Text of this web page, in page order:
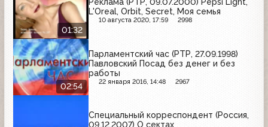
01:32
L'Oreal, Orbit, Secret, Моя семья
10 августа 2020, 17:59 2998
02:54
Парламентский час (РТР, 27.09.1998)
Павловский Посад без денег и без
работы
22 января 2016, 14:48 2967
Специальный корреспондент (Россия,
09.12.2007) О сектах